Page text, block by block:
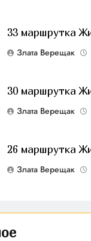
33 маршрутка
Злата Верещак
30 маршрутка
Злата Верещак
26 маршрутка
Злата Верещак